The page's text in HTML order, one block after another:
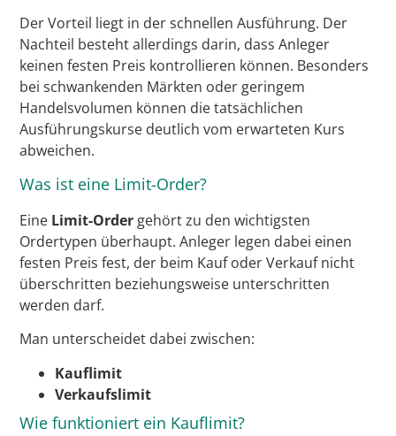
Der Vorteil liegt in der schnellen Ausführung. Der
Nachteil besteht allerdings darin, dass Anleger
keinen festen Preis kontrollieren können. Besonders
bei schwankenden Märkten oder geringem
Handelsvolumen können die tatsächlichen
Ausführungskurse deutlich vom erwarteten Kurs
abweichen.
Was ist eine Limit-Order?
Eine Limit-Order gehört zu den wichtigsten
Ordertypen überhaupt. Anleger legen dabei einen
festen Preis fest, der beim Kauf oder Verkauf nicht
überschritten beziehungsweise unterschritten
werden darf.
Man unterscheidet dabei zwischen:
Kauflimit
Verkaufslimit
Wie funktioniert ein Kauflimit?